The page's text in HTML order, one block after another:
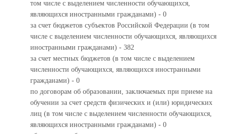
том числе с выделением численности обучающихся,
являющихся иностранными гражданами) - 0
за счет бюджетов субъектов Российской Федерации (в том
числе с выделением численности обучающихся, являющихся
иностранными гражданами) - 382
за счет местных бюджетов (в том числе с выделением
численности обучающихся, являющихся иностранными
гражданами) - 0
по договорам об образовании, заключаемых при приеме на
обучении за счет средств физических и (или) юридических
лиц (в том числе с выделением численности обучающихся,
являющихся иностранными гражданами) - 0